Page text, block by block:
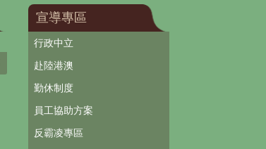
宣導專區
行政中立
赴陸港澳
勤休制度
員工協助方案
反霸凌專區